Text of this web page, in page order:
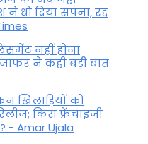
ने धो दिया सपना, रद्द
नहीं होना
ने कही बड़ी बात
खिलाड़ियों को
किस फ्रेंचाइजी
- Amar Ujala